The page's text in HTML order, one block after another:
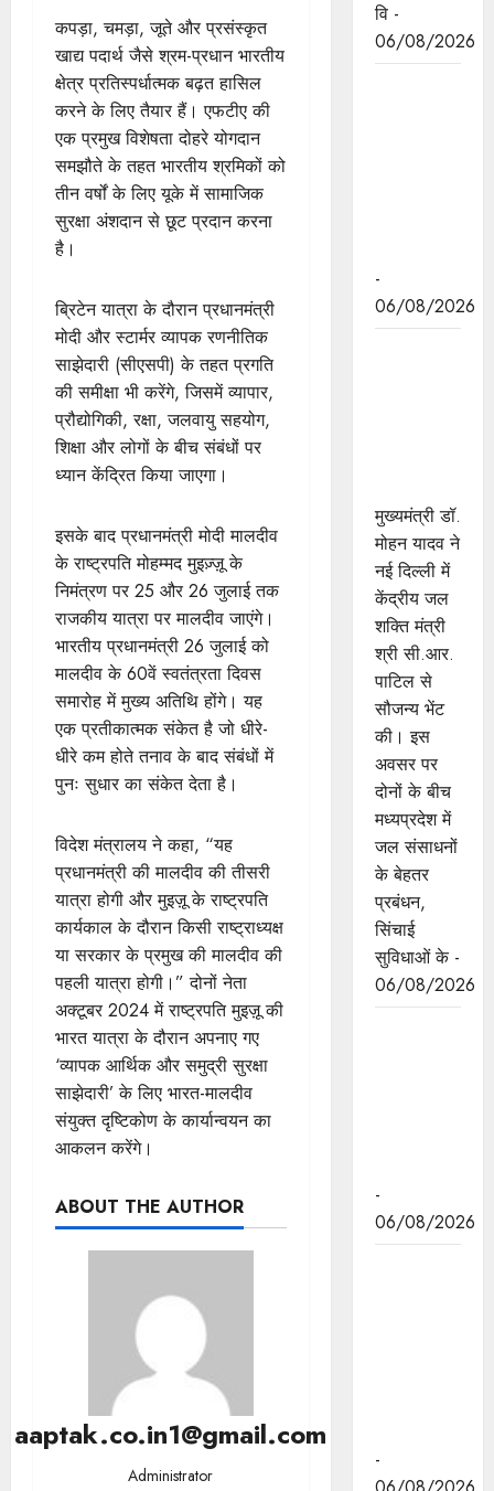
कपड़ा, चमड़ा, जूते और प्रसंस्कृत
खाद्य पदार्थ जैसे श्रम-प्रधान भारतीय
क्षेत्र प्रतिस्पर्धात्मक बढ़त हासिल
करने के लिए तैयार हैं। एफटीए की
एक प्रमुख विशेषता दोहरे योगदान
समझौते के तहत भारतीय श्रमिकों को
तीन वर्षों के लिए यूके में सामाजिक
सुरक्षा अंशदान से छूट प्रदान करना
है।
ब्रिटेन यात्रा के दौरान प्रधानमंत्री
मोदी और स्टार्मर व्यापक रणनीतिक
साझेदारी (सीएसपी) के तहत प्रगति
की समीक्षा भी करेंगे, जिसमें व्यापार,
प्रौद्योगिकी, रक्षा, जलवायु सहयोग,
शिक्षा और लोगों के बीच संबंधों पर
ध्यान केंद्रित किया जाएगा।
इसके बाद प्रधानमंत्री मोदी मालदीव
के राष्ट्रपति मोहम्मद मुइज़्ज़ू के
निमंत्रण पर 25 और 26 जुलाई तक
राजकीय यात्रा पर मालदीव जाएंगे।
भारतीय प्रधानमंत्री 26 जुलाई को
मालदीव के 60वें स्वतंत्रता दिवस
समारोह में मुख्य अतिथि होंगे। यह
एक प्रतीकात्मक संकेत है जो धीरे-
धीरे कम होते तनाव के बाद संबंधों में
पुनः सुधार का संकेत देता है।
विदेश मंत्रालय ने कहा, “यह
प्रधानमंत्री की मालदीव की तीसरी
यात्रा होगी और मुइज़ू के राष्ट्रपति
कार्यकाल के दौरान किसी राष्ट्राध्यक्ष
या सरकार के प्रमुख की मालदीव की
पहली यात्रा होगी।” दोनों नेता
अक्टूबर 2024 में राष्ट्रपति मुइज़ू की
भारत यात्रा के दौरान अपनाए गए
‘व्यापक आर्थिक और समुद्री सुरक्षा
साझेदारी’ के लिए भारत-मालदीव
संयुक्त दृष्टिकोण के कार्यान्वयन का
आकलन करेंगे।
ABOUT THE AUTHOR
aaptak.co.in1@gmail.com
Administrator
वि -
06/08/2026
-
06/08/2026
मुख्यमंत्री डॉ.
मोहन यादव ने
नई दिल्ली में
केंद्रीय जल
शक्ति मंत्री
श्री सी.आर.
पाटिल से
सौजन्य भेंट
की। इस
अवसर पर
दोनों के बीच
मध्यप्रदेश में
जल संसाधनों
के बेहतर
प्रबंधन,
सिंचाई
सुविधाओं के -
06/08/2026
-
06/08/2026
-